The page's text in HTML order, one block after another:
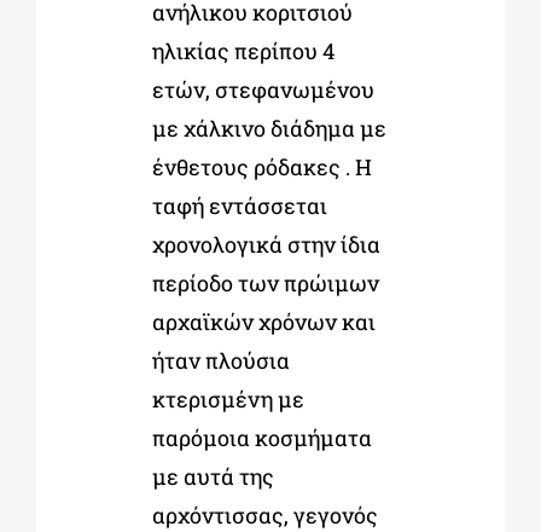
ανήλικου κοριτσιού
ηλικίας περίπου 4
ετών, στεφανωμένου
με χάλκινο διάδημα με
ένθετους ρόδακες . Η
ταφή εντάσσεται
χρονολογικά στην ίδια
περίοδο των πρώιμων
αρχαϊκών χρόνων και
ήταν πλούσια
κτερισμένη με
παρόμοια κοσμήματα
με αυτά της
αρχόντισσας, γεγονός